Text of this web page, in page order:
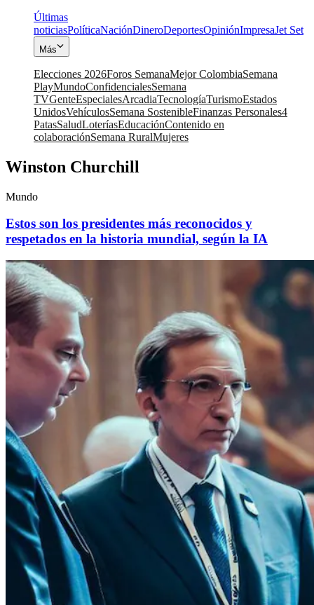
Últimas
noticiasPolíticaNaciónDineroDeportesOpiniónImpresaJet Set
Más
Elecciones 2026Foros SemanaMejor ColombiaSemana
PlayMundoConfidencialesSemana
TVGenteEspecialesArcadiaTecnologíaTurismoEstados
UnidosVehículosSemana SostenibleFinanzas Personales4
PatasSaludLoteríasEducaciónContenido en
colaboraciónSemana RuralMujeres
Winston Churchill
Mundo
Estos son los presidentes más reconocidos y
respetados en la historia mundial, según la IA